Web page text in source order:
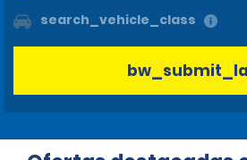
search_vehicle_class